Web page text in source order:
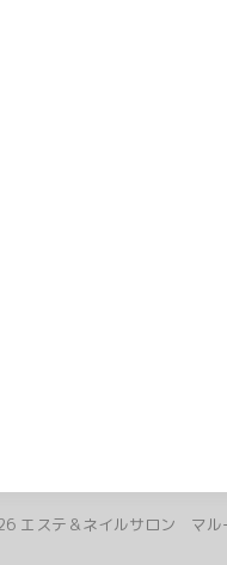
エステ＆ネイルサロン マル